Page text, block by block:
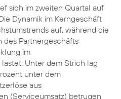
sich im zweiten Quartal auf
Die Dynamik im Kerngeschäft
auf, während die
des Partnergeschäfts
im
Unter dem Strich lag
unter dem
aus
(Serviceumsatz) betrugen